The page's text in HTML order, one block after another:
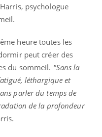
psychologue
heure toutes les
peut créer des
du sommeil. "Sans la
léthargique et
parler du temps de
de la profondeur